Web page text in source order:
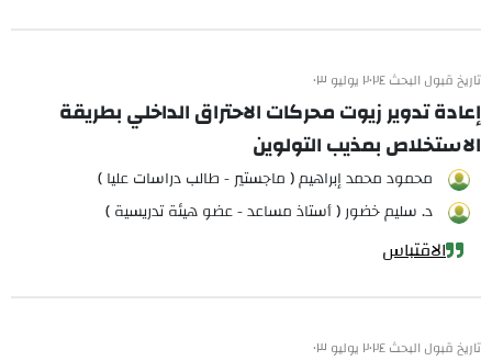
تاريخ قبول البحث ٢٠٢٤ يوليو ٠٣
إعادة تدوير زيوت محركات الاحتراق الداخلي بطريقة
الاستخلاص بمذيب التولوين
محمود محمد إبراهيم ( ماجستير - طالب دراسات عليا )
د. سليم خضور ( أستاذ مساعد - عضو هيئة تدريسية )
الاقتباس
تاريخ قبول البحث ٢٠٢٤ يوليو ٠٣